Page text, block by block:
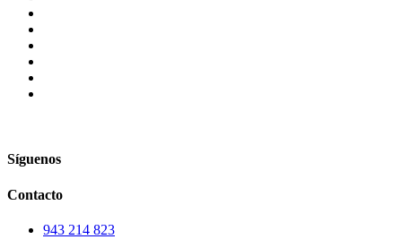
Síguenos
Contacto
943 214 823